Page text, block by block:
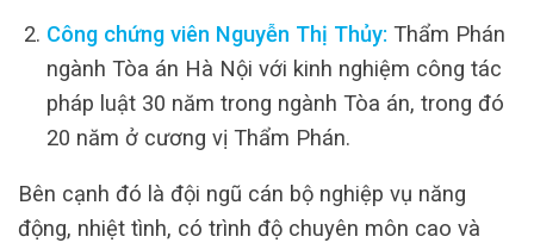
Công chứng viên Nguyễn Thị Thủy: Thẩm Phán
ngành Tòa án Hà Nội với kinh nghiệm công tác
pháp luật 30 năm trong ngành Tòa án, trong đó
20 năm ở cương vị Thẩm Phán.
Bên cạnh đó là đội ngũ cán bộ nghiệp vụ năng
động, nhiệt tình, có trình độ chuyên môn cao và